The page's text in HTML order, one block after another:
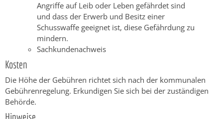
Angriffe auf Leib oder Leben gefährdet sind
und dass der Erwerb und Besitz einer
Schusswaffe geeignet ist, diese Gefährdung zu
mindern.
Sachkundenachweis
Kosten
Die Höhe der Gebühren richtet sich nach der kommunalen
Gebührenregelung. Erkundigen Sie sich bei der zuständigen
Behörde.